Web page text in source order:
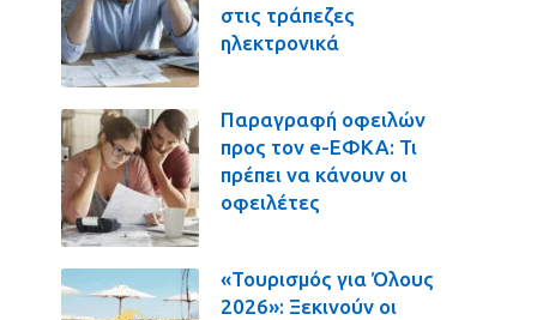
στις τράπεζες
ηλεκτρονικά
Παραγραφή οφειλών
προς τον e-ΕΦΚΑ: Τι
πρέπει να κάνουν οι
οφειλέτες
«Τουρισμός για Όλους
2026»: Ξεκινούν οι